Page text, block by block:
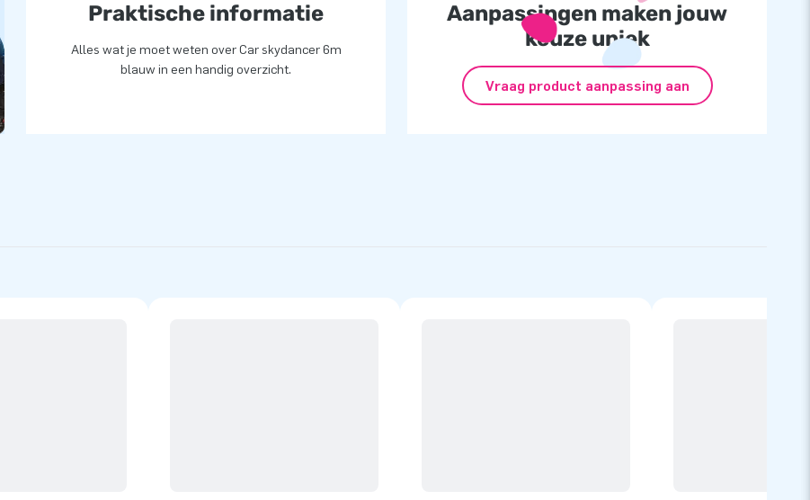
Praktische informatie
Alles wat je moet weten over Car skydancer 6m
blauw in een handig overzicht.
Aanpassingen maken jouw
keuze uniek
Vraag product aanpassing aan